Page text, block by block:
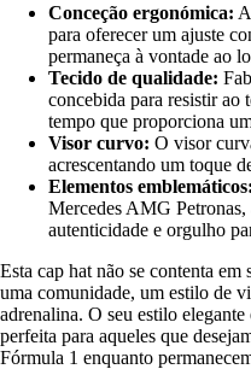
Conceção ergonómica:
para oferecer um ajuste
permaneça à vontade ao
Tecido de qualidade:
concebida para resistir ao
tempo que proporciona
Visor curvo: O visor
acrescentando um toque
Elementos emblemáticos:
Mercedes AMG Petronas,
autenticidade e orgulho
Esta cap hat não se contenta em
uma comunidade, um estilo de
adrenalina. O seu estilo
perfeita para aqueles que
Fórmula 1 enquanto